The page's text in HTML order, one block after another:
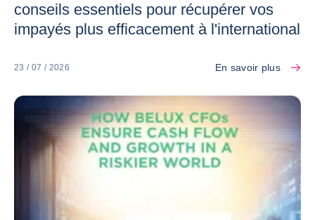
conseils essentiels pour récupérer vos
impayés plus efficacement à l'international
23 / 07 / 2026 En savoir plus